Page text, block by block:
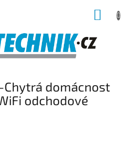
-Chytrá domácnost
odchodové